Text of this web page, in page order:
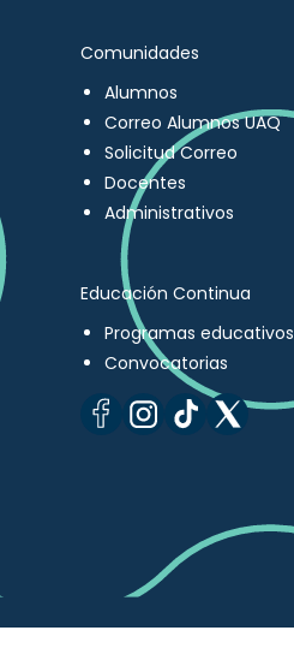
Comunidades
Alumnos
Correo Alumnos UAQ
Solicitud Correo
Docentes
Administrativos
Educación Continua
Programas educativos
Convocatorias